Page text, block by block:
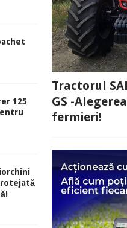
125
Tractorul
GS -
fermieri!